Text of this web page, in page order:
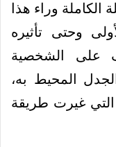
وراء هذا
وحتى تأثيره
على الشخصية
المحيط به،
غيرت طريقة